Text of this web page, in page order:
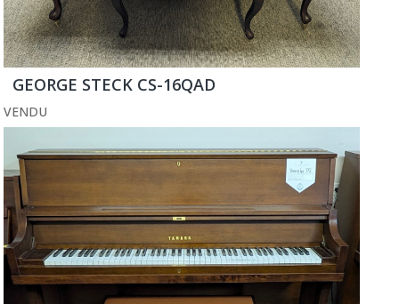
GEORGE STECK CS-16QAD
VENDU